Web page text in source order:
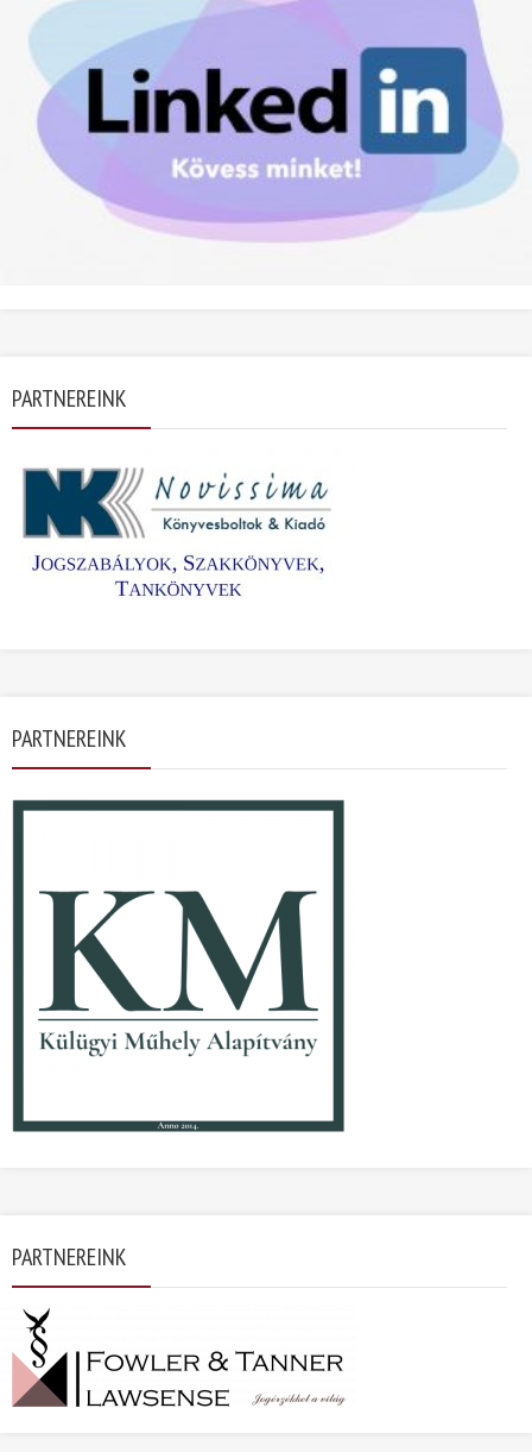
PARTNEREINK
PARTNEREINK
PARTNEREINK